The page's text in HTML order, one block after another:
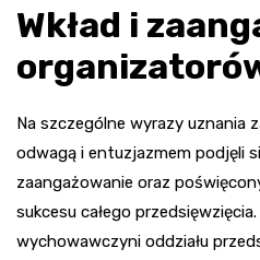
Wkład i
Na szczególne wyrazy uznania
odwagą i entuzjazmem podjęli
zaangażowanie oraz
sukcesu całego
wychowawczyni oddziału